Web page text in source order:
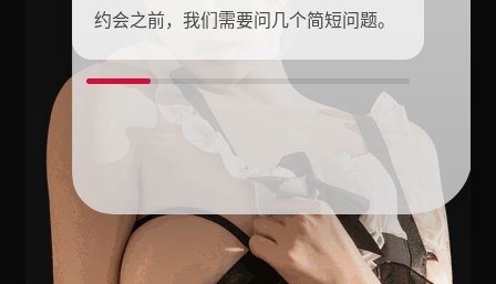
约会之前，我们需要问几个简短问题。